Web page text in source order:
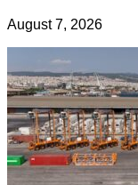
August 7, 2026